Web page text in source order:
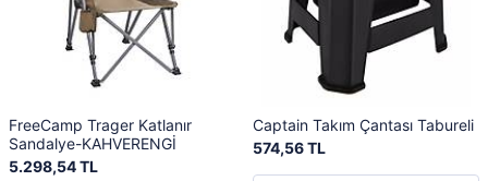
FreeCamp Trager Katlanır
Sandalye-KAHVERENGİ
5.298,54 TL
Captain Takım Çantası Tabureli
574,56 TL